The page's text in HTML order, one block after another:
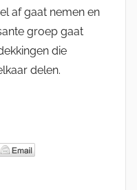
af gaat nemen en
groep gaat
die
delen.